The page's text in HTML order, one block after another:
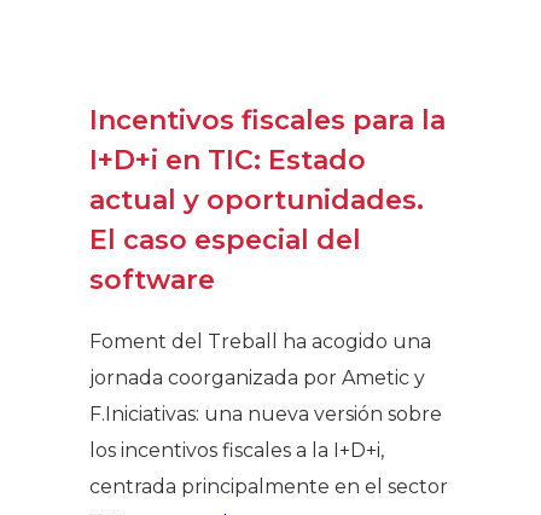
Incentivos fiscales para la
I+D+i en TIC: Estado
actual y oportunidades.
El caso especial del
software
Foment del Treball ha acogido una
jornada coorganizada por Ametic y
F.Iniciativas: una nueva versión sobre
los incentivos fiscales a la I+D+i,
centrada principalmente en el sector